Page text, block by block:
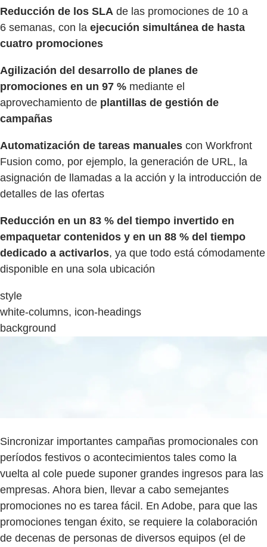
Reducción de los SLA de las promociones de 10 a
6 semanas, con la ejecución simultánea de hasta
cuatro promociones
Agilización del desarrollo de planes de
promociones en un 97 % mediante el
aprovechamiento de plantillas de gestión de
campañas
Automatización de tareas manuales con Workfront
Fusion como, por ejemplo, la generación de URL, la
asignación de llamadas a la acción y la introducción de
detalles de las ofertas
Reducción en un 83 % del tiempo invertido en
empaquetar contenidos y en un 88 % del tiempo
dedicado a activarlos, ya que todo está cómodamente
disponible en una sola ubicación
style
white-columns, icon-headings
background
Sincronizar importantes campañas promocionales con
períodos festivos o acontecimientos tales como la
vuelta al cole puede suponer grandes ingresos para las
empresas. Ahora bien, llevar a cabo semejantes
promociones no es tarea fácil. En Adobe, para que las
promociones tengan éxito, se requiere la colaboración
de decenas de personas de diversos equipos (el de